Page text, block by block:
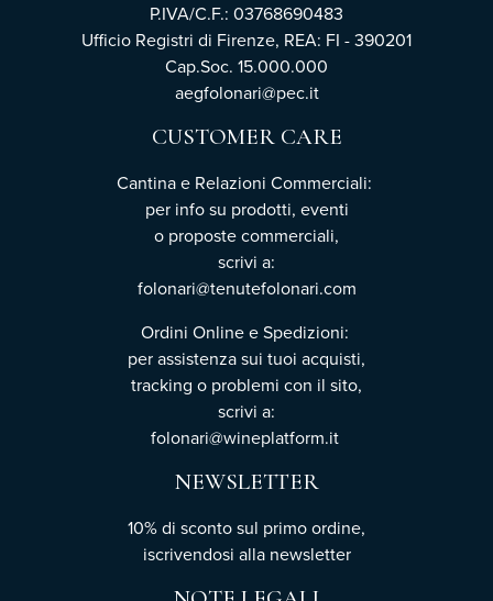
P.IVA/C.F.: 03768690483
Ufficio Registri di Firenze, REA: FI - 390201
Cap.Soc. 15.000.000
aegfolonari@pec.it
CUSTOMER CARE
Cantina e Relazioni Commerciali:
per info su prodotti, eventi
o proposte commerciali,
scrivi a:
folonari@tenutefolonari.com
Ordini Online e Spedizioni:
per assistenza sui tuoi acquisti,
tracking o problemi con il sito,
scrivi a:
folonari@wineplatform.it
NEWSLETTER
10% di sconto sul primo ordine,
iscrivendosi alla newsletter